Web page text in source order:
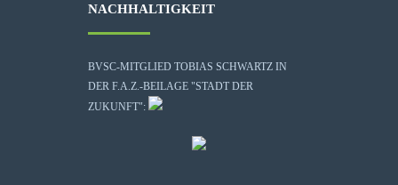
NACHHALTIGKEIT
BVSC-MITGLIED TOBIAS SCHWARTZ IN
DER F.A.Z.-BEILAGE "STADT DER
ZUKUNFT":